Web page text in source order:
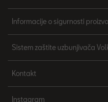
Informacije o sigurnosti
Sistem zaštite uzbunjivača
Kontakt
Instagram